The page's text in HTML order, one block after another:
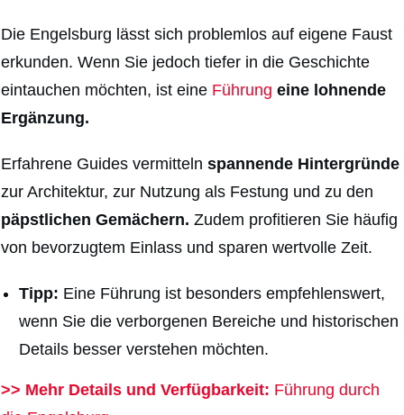
Die Engelsburg lässt sich problemlos auf eigene Faust
erkunden. Wenn Sie jedoch tiefer in die Geschichte
eintauchen möchten, ist eine Führung eine lohnende
Ergänzung.
Erfahrene Guides vermitteln spannende Hintergründe
zur Architektur, zur Nutzung als Festung und zu den
päpstlichen Gemächern. Zudem profitieren Sie häufig
von bevorzugtem Einlass und sparen wertvolle Zeit.
Tipp: Eine Führung ist besonders empfehlenswert,
wenn Sie die verborgenen Bereiche und historischen
Details besser verstehen möchten.
>> Mehr Details und Verfügbarkeit: Führung durch